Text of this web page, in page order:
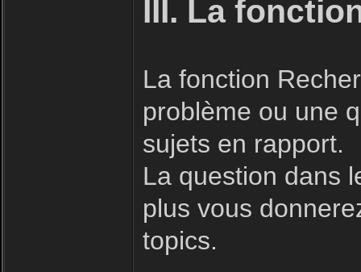
III. La
La fonction
problème ou une
sujets en rapport.
La question dans
plus vous
topics.